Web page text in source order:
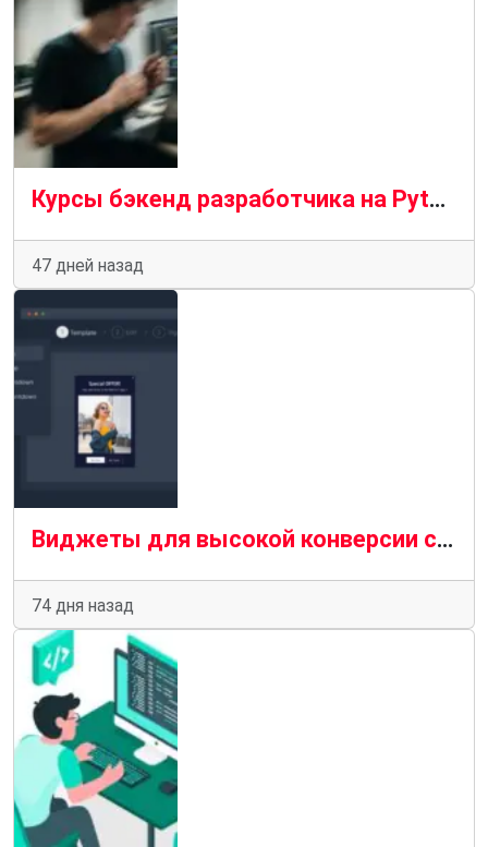
Курсы бэкенд разработчика на Python: зачем нужны и как устроено обучение
47 дней назад
Виджеты для высокой конверсии сайта без разработчика
74 дня назад